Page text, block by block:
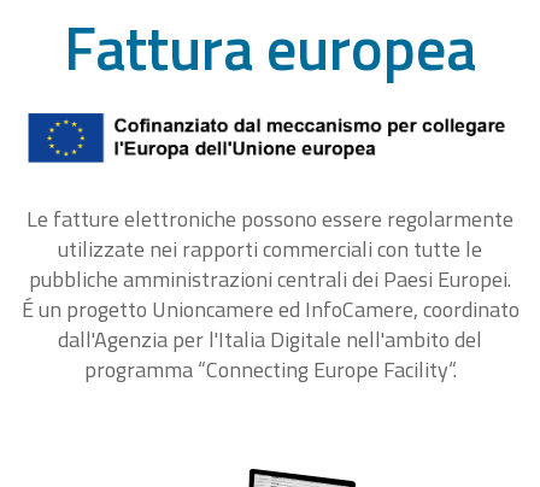
Fattura europea
Le fatture elettroniche possono essere regolarmente
utilizzate nei rapporti commerciali con tutte le
pubbliche amministrazioni centrali dei Paesi Europei.
É un progetto Unioncamere ed InfoCamere, coordinato
dall'Agenzia per l'Italia Digitale nell'ambito del
programma “Connecting Europe Facility“.